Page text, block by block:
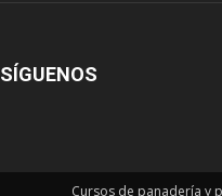
SÍGUENOS
Cursos de panadería y